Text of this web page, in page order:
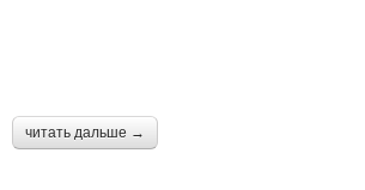
читать дальше →